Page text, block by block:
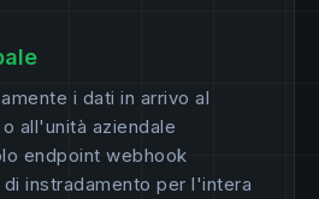
i dati in arrivo al
all'unità aziendale
endpoint webhook
instradamento per l'intera